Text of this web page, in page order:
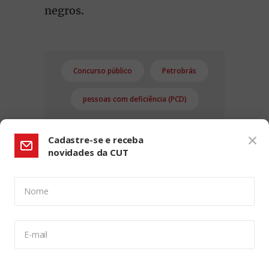
negros.
Concurso público Petrobrás
pessoas com deficiência (PCD)
Cadastre-se e receba
novidades da CUT
Nome
E-mail
CONFIGURAÇÃO DE COOKIES: